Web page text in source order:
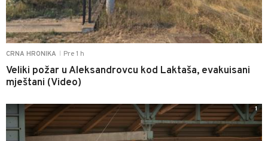
CRNA HRONIKA Pre 1 h
Veliki požar u Aleksandrovcu kod Laktaša, evakuisani
mještani (Video)
1